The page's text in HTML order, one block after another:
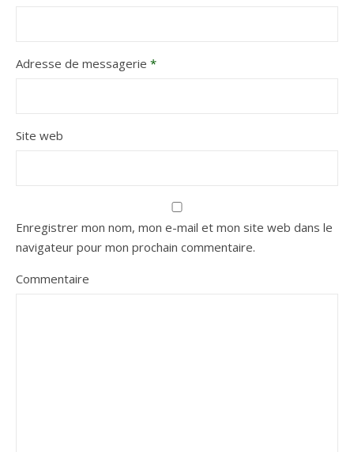
Adresse de messagerie *
Site web
Enregistrer mon nom, mon e-mail et mon site web dans le
navigateur pour mon prochain commentaire.
Commentaire